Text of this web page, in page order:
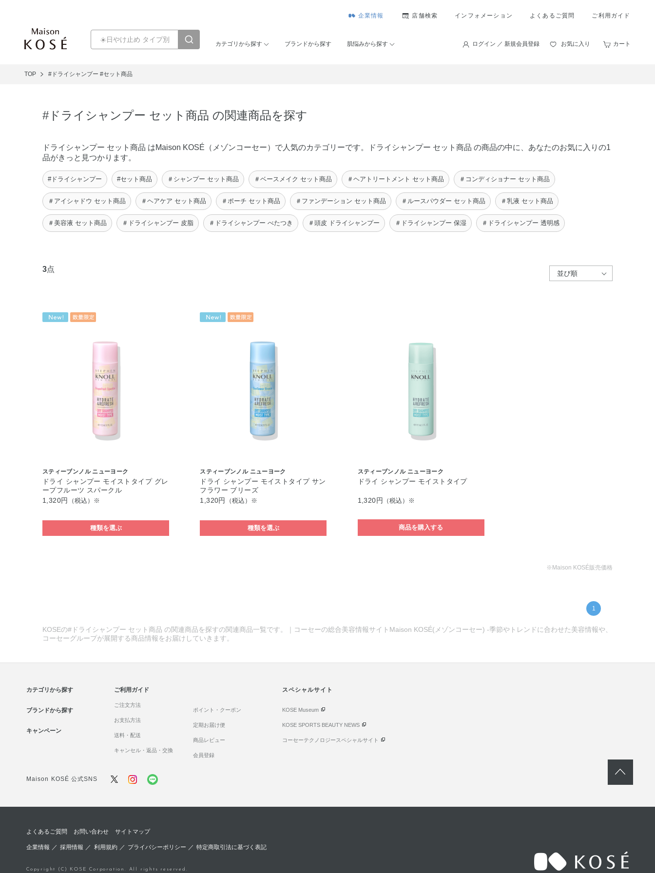
企業情報 店舗検索 インフォメーション よくあるご質問 ご利用ガイド
カテゴリから探す ブランドから探す 肌悩みから探す ログイン ／ 新規会員登録 お気に入り カート
TOP #ドライシャンプー #セット商品
#ドライシャンプー セット商品 の関連商品を探す
ドライシャンプー セット商品 はMaison KOSÉ（メゾンコーセー）で人気のカテゴリーです。ドライシャンプー セット商品 の商品の中に、あなたのお気に入りの1
品がきっと見つかります。
#ドライシャンプー #セット商品 ＃シャンプー セット商品 ＃ベースメイク セット商品 ＃ヘアトリートメント セット商品 ＃コンディショナー セット商品
＃アイシャドウ セット商品 ＃ヘアケア セット商品 ＃ポーチ セット商品 ＃ファンデーション セット商品 ＃ルースパウダー セット商品 ＃乳液 セット商品
＃美容液 セット商品 ＃ドライシャンプー 皮脂 ＃ドライシャンプー べたつき ＃頭皮 ドライシャンプー ＃ドライシャンプー 保湿 ＃ドライシャンプー 透明感
3点
スティーブンノル ニューヨーク
ドライ シャンプー モイストタイプ グレ
ープフルーツ スパークル
1,320円
（税込）※
種類を選ぶ
スティーブンノル ニューヨーク
ドライ シャンプー モイストタイプ サン
フラワー ブリーズ
1,320円
（税込）※
種類を選ぶ
スティーブンノル ニューヨーク
ドライ シャンプー モイストタイプ
1,320円 （税込）※
商品を購入する
※Maison KOSÉ販売価格
1
KOSEの#ドライシャンプー セット商品 の関連商品を探すの関連商品一覧です。｜コーセーの総合美容情報サイトMaison KOSÉ(メゾンコーセー) -季節やトレンドに合わせた美容情報や、
コーセーグループが展開する商品情報をお届けしていきます。
カテゴリから探す
ブランドから探す
キャンペーン
ご利用ガイド
ご注文方法
お支払方法
送料・配送
キャンセル・返品・交換
ポイント・クーポン
定期お届け便
商品レビュー
会員登録
スペシャルサイト
KOSE Museum
KOSE SPORTS BEAUTY NEWS
コーセーテクノロジースペシャルサイト
Maison KOSÉ 公式SNS
よくあるご質問 お問い合わせ サイトマップ
企業情報 ／採用情報 ／ 利用規約／ プライバシーポリシー ／ 特定商取引法に基づく表記
Copyright (C) KOSE Corporation. All rights reserved.